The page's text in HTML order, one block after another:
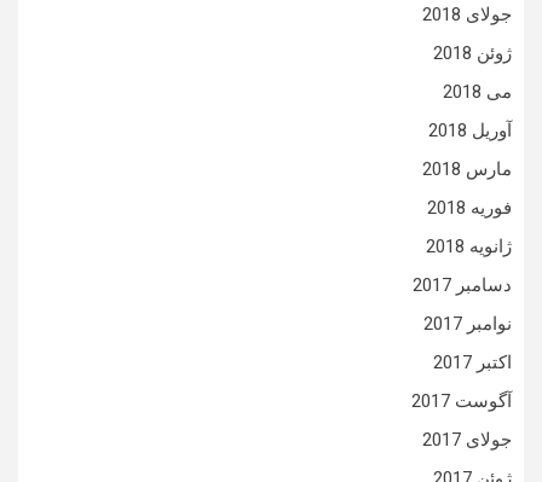
جولای 2018
ژوئن 2018
می 2018
آوریل 2018
مارس 2018
فوریه 2018
ژانویه 2018
دسامبر 2017
نوامبر 2017
اکتبر 2017
آگوست 2017
جولای 2017